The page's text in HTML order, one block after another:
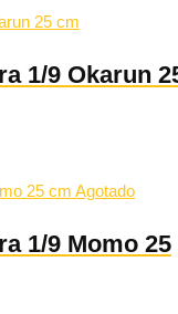
1/9 Okarun
Agotado
1/9 Momo 25